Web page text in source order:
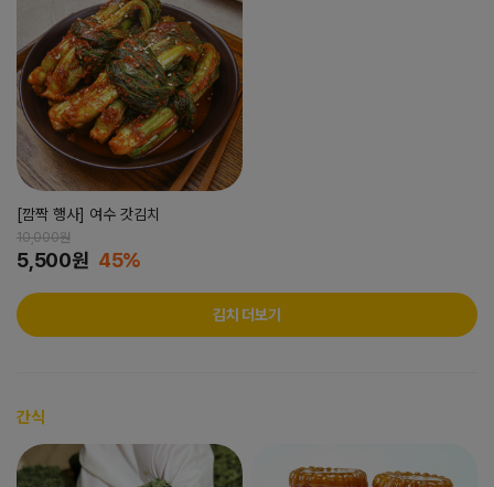
[깜짝 행사] 여수 갓김치
10,000원
5,500원 45%
김치 더보기
간식